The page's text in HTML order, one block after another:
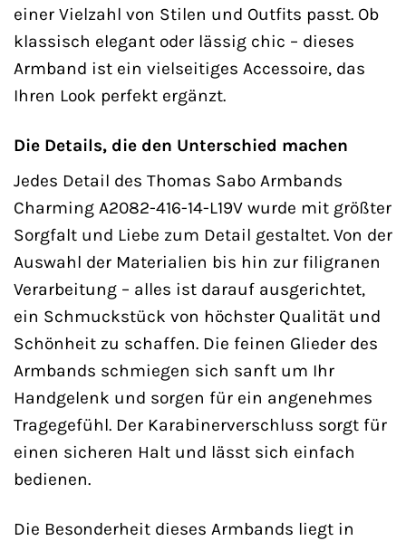
einer Vielzahl von Stilen und Outfits passt. Ob
klassisch elegant oder lässig chic – dieses
Armband ist ein vielseitiges Accessoire, das
Ihren Look perfekt ergänzt.
Die Details, die den Unterschied machen
Jedes Detail des Thomas Sabo Armbands
Charming A2082-416-14-L19V wurde mit größter
Sorgfalt und Liebe zum Detail gestaltet. Von der
Auswahl der Materialien bis hin zur filigranen
Verarbeitung – alles ist darauf ausgerichtet,
ein Schmuckstück von höchster Qualität und
Schönheit zu schaffen. Die feinen Glieder des
Armbands schmiegen sich sanft um Ihr
Handgelenk und sorgen für ein angenehmes
Tragegefühl. Der Karabinerverschluss sorgt für
einen sicheren Halt und lässt sich einfach
bedienen.
Die Besonderheit dieses Armbands liegt in